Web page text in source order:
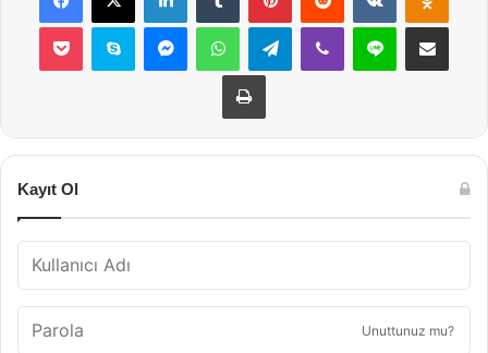
Pocket Skype MessengerWhatsAppTelegramViber Line E-Posta ile
Yazdır
Kayıt Ol
Unuttunuz mu?